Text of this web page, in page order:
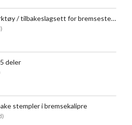
Bremsecaliper stempelverktøy / tilbakeslagsett for bremsestempel
)
deler
stempler i bremsekalipre
)